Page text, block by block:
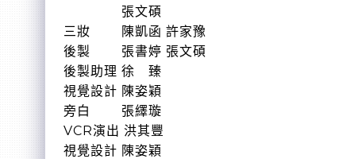
張文碩
三妝 陳凱函 許家豫
後製 張書婷 張文碩
後製助理 徐 臻
視覺設計 陳姿穎
旁白 張繹璇
VCR演出 洪其豐
視覺設計 陳姿穎